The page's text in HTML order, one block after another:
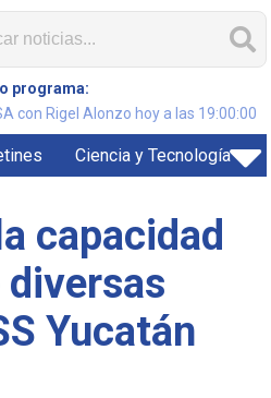
programa:
con Rigel Alonzo hoy a las 19:00:00
Ciencia y Tecnología
capacidad
diversas
Yucatán